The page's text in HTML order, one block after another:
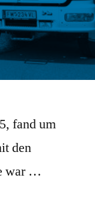
fand um
den
war …